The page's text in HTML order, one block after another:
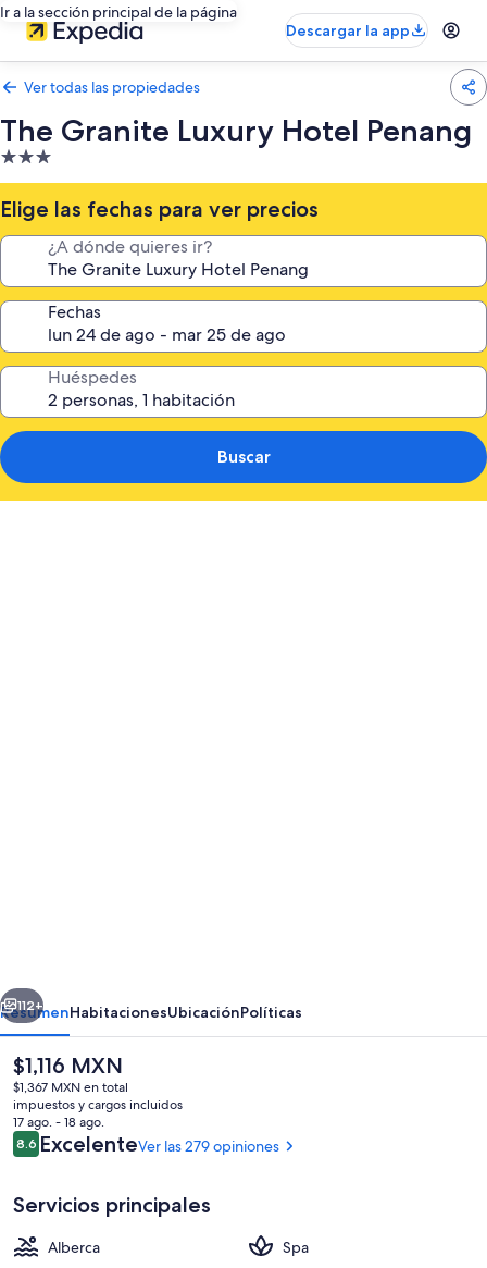
Ir a la sección principal de la página
Descargar la app
Ver todas las propiedades
The Granite Luxury Hotel Penang
Propiedad
de
3.0
estrellas
Elige las fechas para ver precios
¿A dónde quieres ir?
Fechas
Huéspedes
Buscar
Penang
Alberca techada, acceso de 08:00 a
Siguiente
112+
ResumenHabitacionesUbicaciónPolíticas
El
precio
actual
es
de
$1,116 MXN
$1,116 MXN
$1,367 MXN en total
impuestos y cargos incluidos
17 ago. - 18 ago.
Opiniones
8.68.6 de 10,
ExcelenteVer las 279 opiniones
Servicios principales
Alberca
Spa